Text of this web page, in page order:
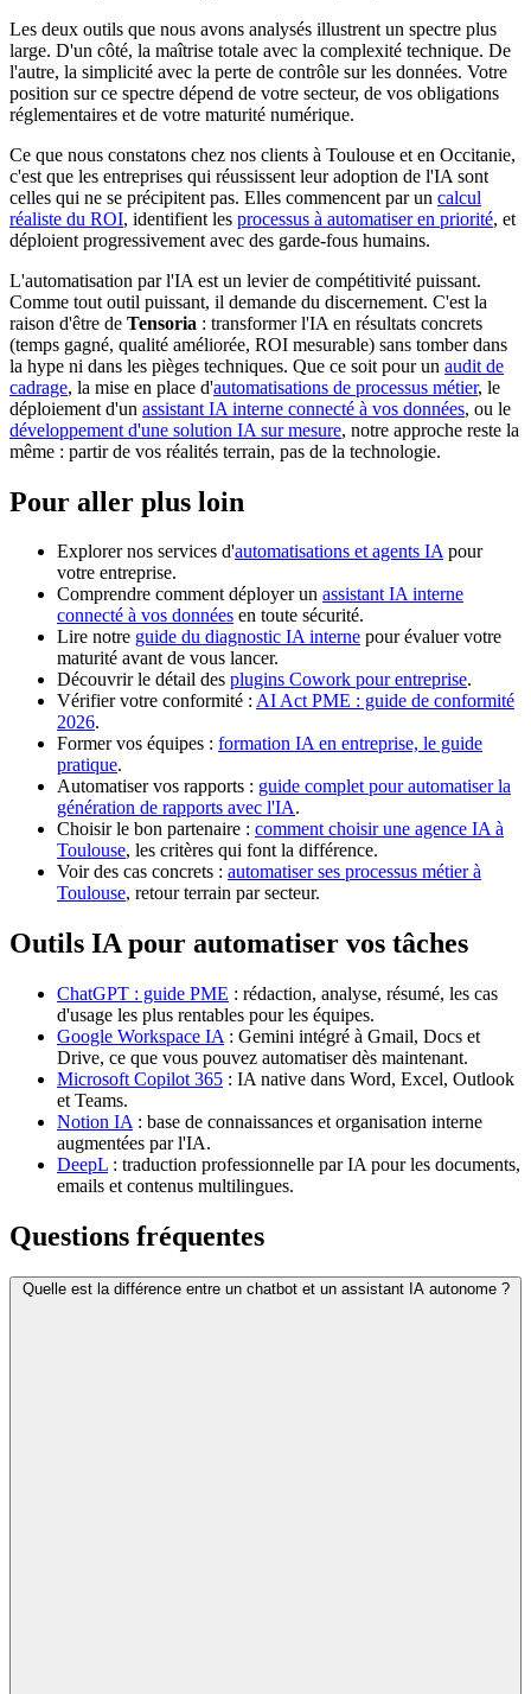
Les deux outils que nous avons analysés illustrent un spectre plus
large. D'un côté, la maîtrise totale avec la complexité technique. De
l'autre, la simplicité avec la perte de contrôle sur les données. Votre
position sur ce spectre dépend de votre secteur, de vos obligations
réglementaires et de votre maturité numérique.
Ce que nous constatons chez nos clients à Toulouse et en Occitanie,
c'est que les entreprises qui réussissent leur adoption de l'IA sont
celles qui ne se précipitent pas. Elles commencent par un calcul
réaliste du ROI, identifient les processus à automatiser en priorité, et
déploient progressivement avec des garde-fous humains.
L'automatisation par l'IA est un levier de compétitivité puissant.
Comme tout outil puissant, il demande du discernement. C'est la
raison d'être de Tensoria : transformer l'IA en résultats concrets
(temps gagné, qualité améliorée, ROI mesurable) sans tomber dans
la hype ni dans les pièges techniques. Que ce soit pour un audit de
cadrage, la mise en place d'automatisations de processus métier, le
déploiement d'un assistant IA interne connecté à vos données, ou le
développement d'une solution IA sur mesure, notre approche reste la
même : partir de vos réalités terrain, pas de la technologie.
Pour aller plus loin
Explorer nos services d'automatisations et agents IApour
votre entreprise.
Comprendre comment déployer un assistant IA interne
connecté à vos données en toute sécurité.
Lire notre guide du diagnostic IA interne pour évaluer votre
maturité avant de vous lancer.
Découvrir le détail des plugins Cowork pour entreprise.
Vérifier votre conformité : AI Act PME : guide de conformité
2026.
Former vos équipes : formation IA en entreprise, le guide
pratique.
Automatiser vos rapports : guide complet pour automatiser la
génération de rapports avec l'IA.
Choisir le bon partenaire : comment choisir une agence IA à
Toulouse, les critères qui font la différence.
Voir des cas concrets : automatiser ses processus métier à
Toulouse, retour terrain par secteur.
Outils IA pour automatiser vos tâches
ChatGPT : guide PME : rédaction, analyse, résumé, les cas
d'usage les plus rentables pour les équipes.
Google Workspace IA : Gemini intégré à Gmail, Docs et
Drive, ce que vous pouvez automatiser dès maintenant.
Microsoft Copilot 365 : IA native dans Word, Excel, Outlook
et Teams.
Notion IA : base de connaissances et organisation interne
augmentées par l'IA.
DeepL : traduction professionnelle par IA pour les documents,
emails et contenus multilingues.
Questions fréquentes
Quelle est la différence entre un chatbot et un assistant IA autonome ?